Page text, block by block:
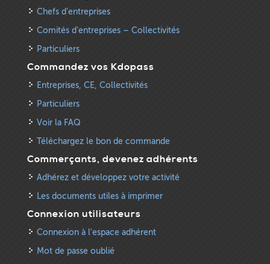
Chefs d’entreprises
Comités d’entreprises – Collectivités
Particuliers
Commandez vos Kdopass
Entreprises, CE, Collectivités
Particuliers
Voir la FAQ
Téléchargez le bon de commande
Commerçants, devenez adhérents
Adhérez et développez votre activité
Les documents utiles à imprimer
Connexion utilisateurs
Connexion à l'espace adhérent
Mot de passe oublié